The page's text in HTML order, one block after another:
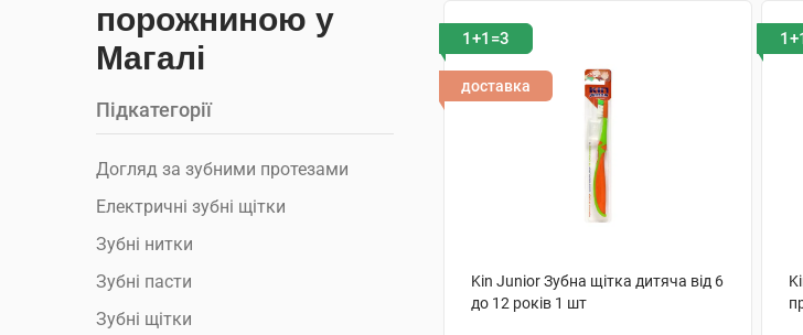
порожниною у
Магалі
Підкатегорії
Догляд за зубними протезами
Електричні зубні щітки
Зубні нитки
Зубні пасти
Зубні щітки
1+1=3
доставка
Kin Junior Зубна щітка дитяча від 6
до 12 років 1 шт